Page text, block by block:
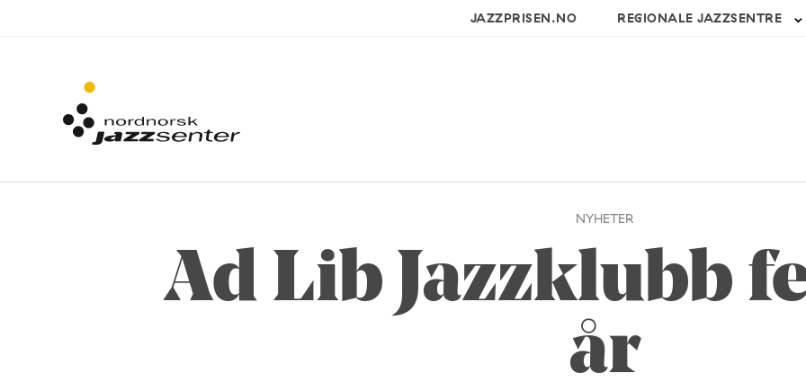
JAZZPRISEN.NO REGIONALE JAZZSENTRE
NYHETER
Ad Lib Jazzklubb
år